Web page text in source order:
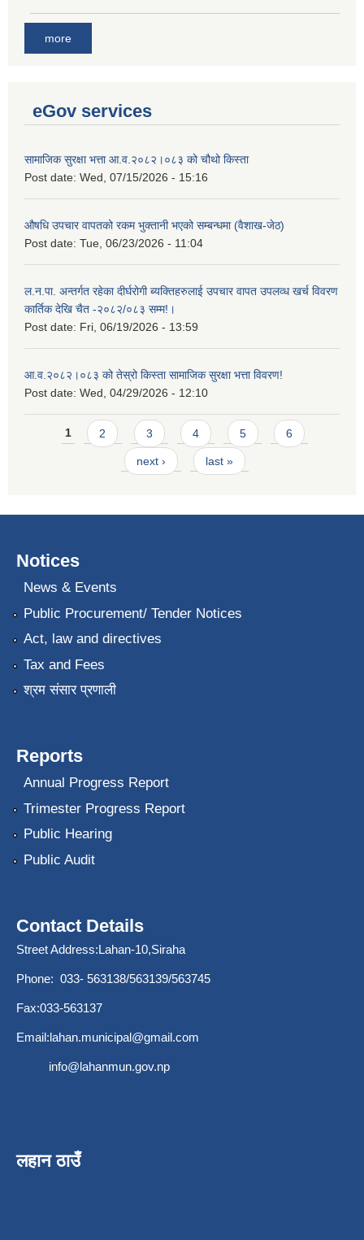
more
eGov services
सामाजिक सुरक्षा भत्ता आ.व.२०८२।०८३ को चौथो किस्ता
Post date: Wed, 07/15/2026 - 15:16
औषधि उपचार वापतको रकम भुक्तानी भएको सम्बन्धमा (वैशाख-जेठ)
Post date: Tue, 06/23/2026 - 11:04
ल.न.पा. अन्तर्गत रहेका दीर्घरोगी ब्यक्तिहरुलाई उपचार वापत उपलव्ध खर्च विवरण
कार्तिक देखि चैत -२०८२/०८३ सम्म!।
Post date: Fri, 06/19/2026 - 13:59
आ.व.२०८२।०८३ को तेस्रो किस्ता सामाजिक सुरक्षा भत्ता विवरण!
Post date: Wed, 04/29/2026 - 12:10
Pages
1 2 3 4 5 6
next › last »
Notices
News & Events
Public Procurement/ Tender Notices
Act, law and directives
Tax and Fees
श्रम संसार प्रणाली
Reports
Annual Progress Report
Trimester Progress Report
Public Hearing
Public Audit
Contact Details
Street Address:Lahan-10,Siraha
Phone: 033- 563138/563139/563745
Fax:033-563137
Email:lahan.municipal@gmail.com
info@lahanmun.gov.np
लहान ठाउँ